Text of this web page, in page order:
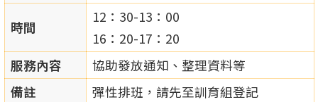
時間
12：30-13：00
16：20-17：20
服務內容
協助發放通知、整理資料等
備註
彈性排班，請先至訓育組登記